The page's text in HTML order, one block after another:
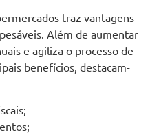
traz vantagens
Além de aumentar
e agiliza o processo de
benefícios, destacam-